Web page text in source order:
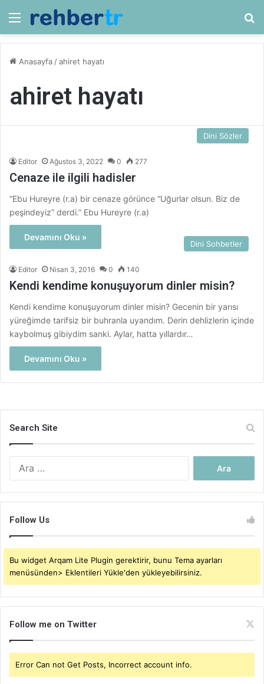
Menü
Anasayfa /ahiret hayatı
ahiret hayatı
Dini Sözler
Editor Ağustos 3, 2022 0 277
Cenaze ile ilgili hadisler
“Ebu Hureyre (r.a) bir cenaze görünce “Uğurlar olsun. Biz de
peşindeyiz” derdi.” Ebu Hureyre (r.a)
Devamını Oku »
Dini Sohbetler
Editor Nisan 3, 2016 0 140
Kendi kendime konuşuyorum dinler misin?
Kendi kendime konuşuyorum dinler misin? Gecenin bir yarısı
yüreğimde tarifsiz bir buhranla uyandım. Derin dehlizlerin içinde
kaybolmuş gibiydim sanki. Aylar, hatta yıllardır…
Devamını Oku »
Search Site
Follow Us
Bu widget Arqam Lite Plugin gerektirir, bunu Tema ayarları
menüsünden> Eklentileri Yükle'den yükleyebilirsiniz.
Follow me on Twitter
Error Can not Get Posts, Incorrect account info.